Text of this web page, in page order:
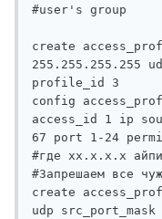
#user's group
create
255.255.255.255
profile_id 3
config
access_id 1 ip
67 port 1-24
#где xx.x.x.x
#Запрешаем все
create
udp